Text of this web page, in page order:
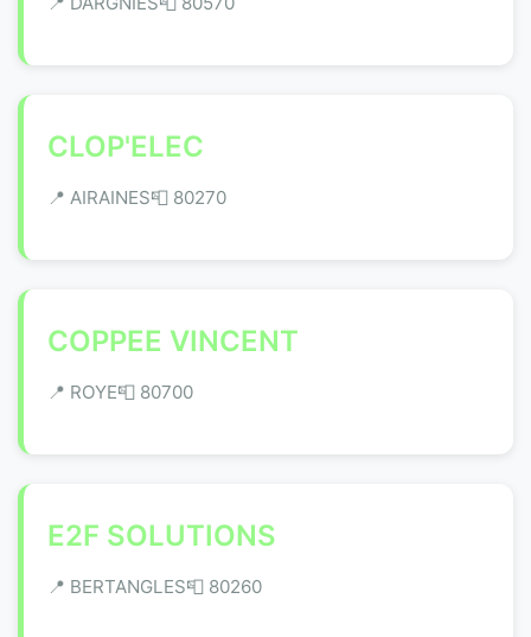
CLOP'ELEC
📍 AIRAINES📮 80270
COPPEE VINCENT
📍 ROYE📮 80700
E2F SOLUTIONS
📍 BERTANGLES📮 80260